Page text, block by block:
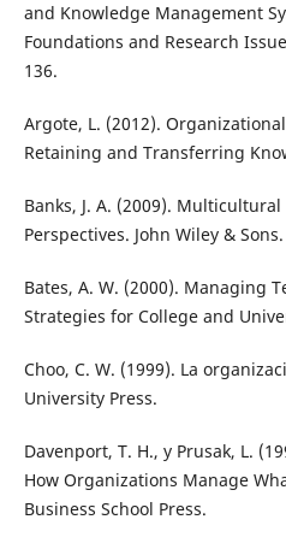
and Knowledge Management
Foundations and Research
136.
Argote, L. (2012).
Retaining and Transferring
Banks, J. A. (2009).
Perspectives. John Wiley & Sons.
Bates, A. W. (2000). Managing
Strategies for College and
Choo, C. W. (1999). La
University Press.
Davenport, T. H., y Prusak, L.
How Organizations Manage
Business School Press.